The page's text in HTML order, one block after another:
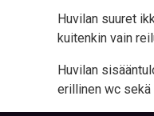
Huvilan suuret
kuitenkin vain
Huvilan
erillinen wc sekä